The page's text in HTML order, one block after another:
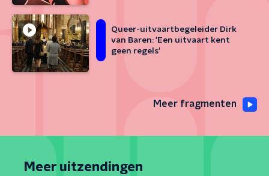
Queer-uitvaartbegeleider Dirk
van Baren: 'Een uitvaart kent
geen regels'
Meer fragmenten
Meer uitzendingen